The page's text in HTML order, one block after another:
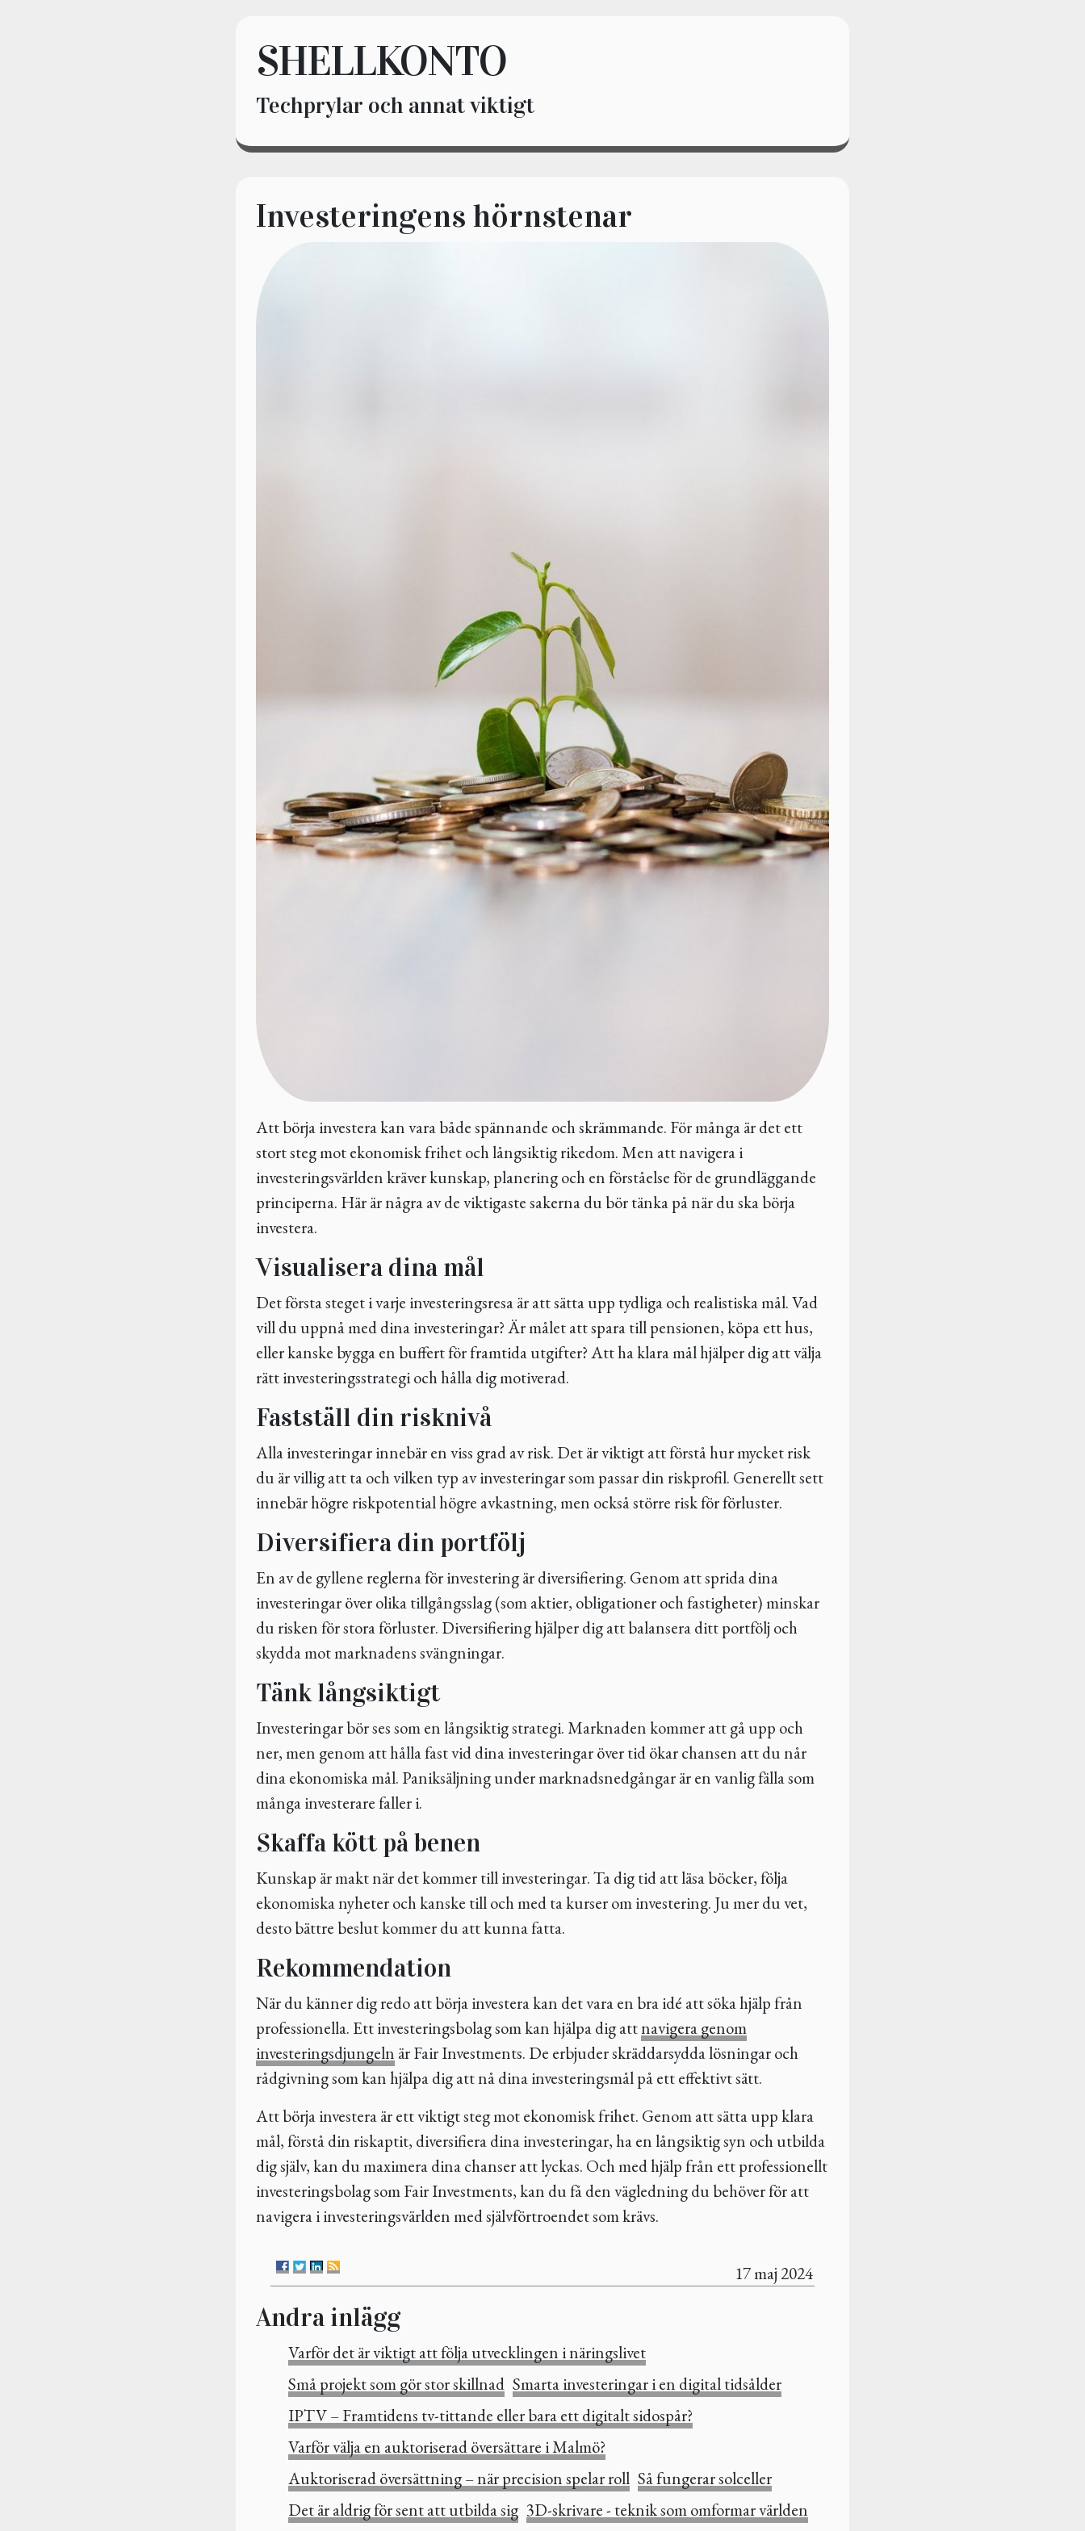
SHELLKONTO
Techprylar och annat viktigt
Investeringens hörnstenar
Att börja investera kan vara både spännande och skrämmande. För många är det ett
stort steg mot ekonomisk frihet och långsiktig rikedom. Men att navigera i
investeringsvärlden kräver kunskap, planering och en förståelse för de grundläggande
principerna. Här är några av de viktigaste sakerna du bör tänka på när du ska börja
investera.
Visualisera dina mål
Det första steget i varje investeringsresa är att sätta upp tydliga och realistiska mål. Vad
vill du uppnå med dina investeringar? Är målet att spara till pensionen, köpa ett hus,
eller kanske bygga en buffert för framtida utgifter? Att ha klara mål hjälper dig att välja
rätt investeringsstrategi och hålla dig motiverad.
Fastställ din risknivå
Alla investeringar innebär en viss grad av risk. Det är viktigt att förstå hur mycket risk
du är villig att ta och vilken typ av investeringar som passar din riskprofil. Generellt sett
innebär högre riskpotential högre avkastning, men också större risk för förluster.
Diversifiera din portfölj
En av de gyllene reglerna för investering är diversifiering. Genom att sprida dina
investeringar över olika tillgångsslag (som aktier, obligationer och fastigheter) minskar
du risken för stora förluster. Diversifiering hjälper dig att balansera ditt portfölj och
skydda mot marknadens svängningar.
Tänk långsiktigt
Investeringar bör ses som en långsiktig strategi. Marknaden kommer att gå upp och
ner, men genom att hålla fast vid dina investeringar över tid ökar chansen att du når
dina ekonomiska mål. Paniksäljning under marknadsnedgångar är en vanlig fälla som
många investerare faller i.
Skaffa kött på benen
Kunskap är makt när det kommer till investeringar. Ta dig tid att läsa böcker, följa
ekonomiska nyheter och kanske till och med ta kurser om investering. Ju mer du vet,
desto bättre beslut kommer du att kunna fatta.
Rekommendation
När du känner dig redo att börja investera kan det vara en bra idé att söka hjälp från
professionella. Ett investeringsbolag som kan hjälpa dig attnavigera genom
investeringsdjungeln är Fair Investments. De erbjuder skräddarsydda lösningar och
rådgivning som kan hjälpa dig att nå dina investeringsmål på ett effektivt sätt.
Att börja investera är ett viktigt steg mot ekonomisk frihet. Genom att sätta upp klara
mål, förstå din riskaptit, diversifiera dina investeringar, ha en långsiktig syn och utbilda
dig själv, kan du maximera dina chanser att lyckas. Och med hjälp från ett professionellt
investeringsbolag som Fair Investments, kan du få den vägledning du behöver för att
navigera i investeringsvärlden med självförtroendet som krävs.
17 maj 2024
Andra inlägg
Varför det är viktigt att följa utvecklingen i näringslivet
Små projekt som gör stor skillnad Smarta investeringar i en digital tidsålder
IPTV – Framtidens tv-tittande eller bara ett digitalt sidospår?
Varför välja en auktoriserad översättare i Malmö?
Auktoriserad översättning – när precision spelar roll Så fungerar solceller
Det är aldrig för sent att utbilda sig 3D-skrivare - teknik som omformar världen